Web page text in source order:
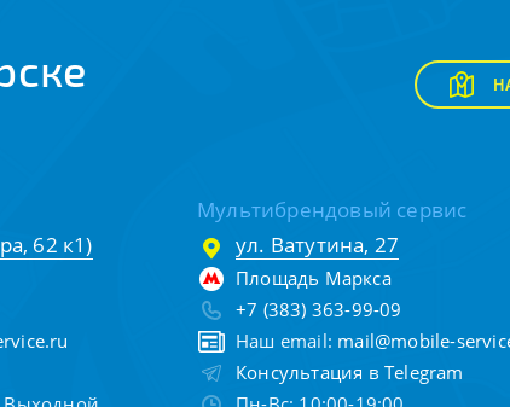
62 к1)
Мультибрендовый сервис
ул. Ватутина, 27
Площадь Маркса
+7 (383) 363-99-09
Наш email: mail@mobile-
Консультация в Telegram